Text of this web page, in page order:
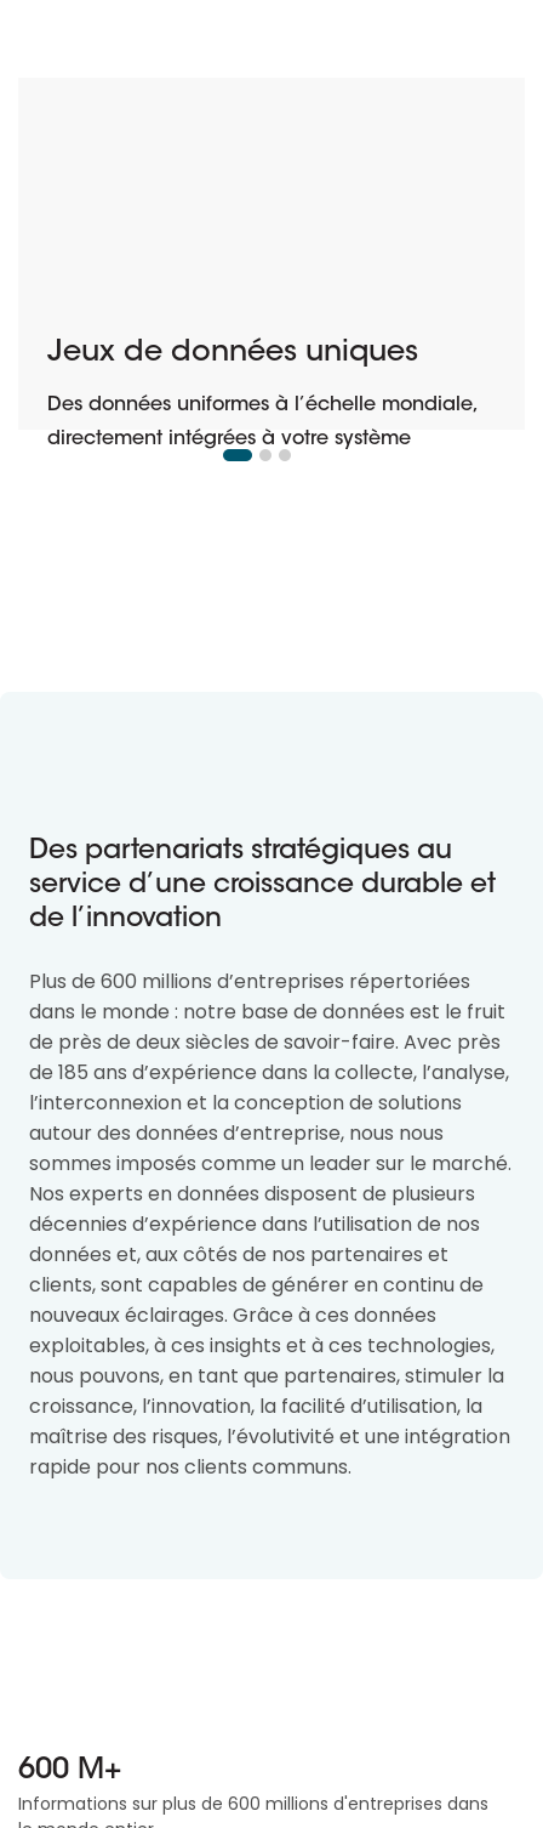
Jeux de données uniques
Des données uniformes à l’échelle mondiale,
directement intégrées à votre système
Des partenariats stratégiques au
service d’une croissance durable et
de l’innovation
Plus de 600 millions d’entreprises répertoriées
dans le monde : notre base de données est le fruit
de près de deux siècles de savoir-faire. Avec près
de 185 ans d’expérience dans la collecte, l’analyse,
l’interconnexion et la conception de solutions
autour des données d’entreprise, nous nous
sommes imposés comme un leader sur le marché.
Nos experts en données disposent de plusieurs
décennies d’expérience dans l’utilisation de nos
données et, aux côtés de nos partenaires et
clients, sont capables de générer en continu de
nouveaux éclairages. Grâce à ces données
exploitables, à ces insights et à ces technologies,
nous pouvons, en tant que partenaires, stimuler la
croissance, l’innovation, la facilité d’utilisation, la
maîtrise des risques, l’évolutivité et une intégration
rapide pour nos clients communs.
600 M+
Informations sur plus de 600 millions d'entreprises dans